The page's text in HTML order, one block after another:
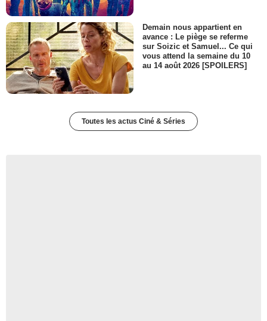
Demain nous appartient en
avance : Le piège se referme
sur Soizic et Samuel... Ce qui
vous attend la semaine du 10
au 14 août 2026 [SPOILERS]
Toutes les actus Ciné & Séries